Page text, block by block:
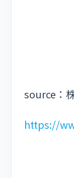
source：
https://